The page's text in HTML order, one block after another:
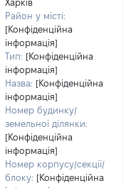
Харків
Район у місті:
[Конфіденційна
інформація]
Тип: [Конфіденційна
інформація]
Назва: [Конфіденційна
інформація]
Номер будинку/
земельної ділянки:
[Конфіденційна
інформація]
Номер корпусу/секції/
блоку: [Конфіденційна